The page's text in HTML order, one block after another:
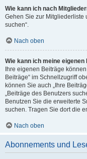
Wie kann ich nach
Gehen Sie zur Mitgliederliste
suchen“.
Nach oben
Wie kann ich meine
Ihre eigenen Beiträge
Beiträge“ im Schnellzugriff
können Sie auch „Ihre
„Beiträge des Benutzers
Benutzen Sie die erweiterte
suchen. Tragen Sie dort die
Nach oben
Abonnements und